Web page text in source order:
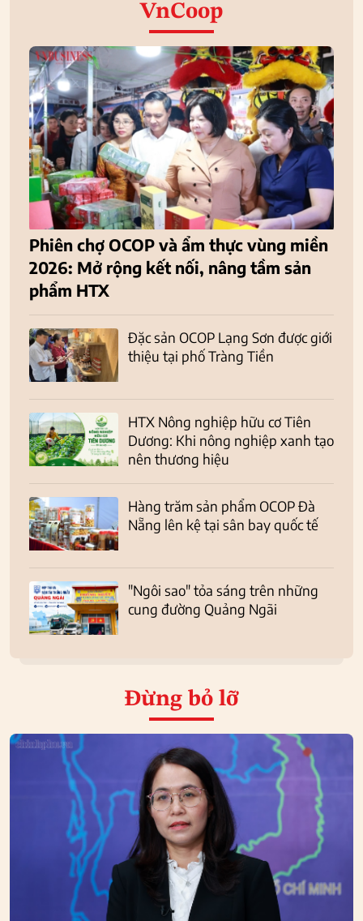
VnCoop
Phiên chợ OCOP và ẩm thực vùng miền
2026: Mở rộng kết nối, nâng tầm sản
phẩm HTX
Đặc sản OCOP Lạng Sơn được giới
thiệu tại phố Tràng Tiền
HTX Nông nghiệp hữu cơ Tiên
Dương: Khi nông nghiệp xanh tạo
nên thương hiệu
Hàng trăm sản phẩm OCOP Đà
Nẵng lên kệ tại sân bay quốc tế
"Ngôi sao" tỏa sáng trên những
cung đường Quảng Ngãi
Đừng bỏ lỡ